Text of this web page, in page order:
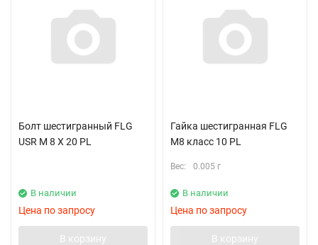
Болт шестигранный FLG
USR M 8 X 20 PL
В наличии
Цена по запросу
В корзину
Гайка шестигранная FLG
M8 класс 10 PL
Вес: 0.005 г
В наличии
Цена по запросу
В корзину